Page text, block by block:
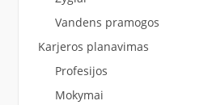
Vandens pramogos
Karjeros planavimas
Profesijos
Mokymai